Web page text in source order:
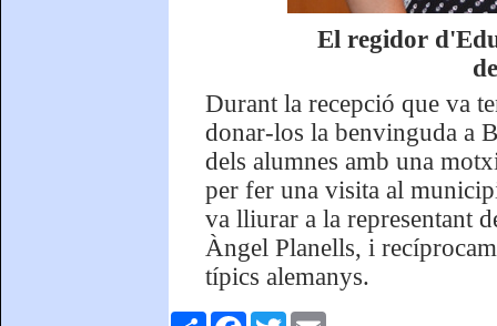
El regidor
Durant la recepció que va
donar-los la benvinguda a
dels alumnes amb una
per fer una visita al
va lliurar a la representant
Àngel Planells, i
típics alemanys.
ComparteixFacebookTwitter